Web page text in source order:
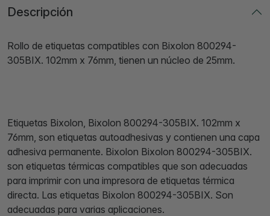
Descripción
Rollo de etiquetas compatibles con Bixolon 800294-
305BIX. 102mm x 76mm, tienen un núcleo de 25mm.
Etiquetas Bixolon, Bixolon 800294-305BIX. 102mm x
76mm, son etiquetas autoadhesivas y contienen una capa
adhesiva permanente. Bixolon Bixolon 800294-305BIX.
son etiquetas térmicas compatibles que son adecuadas
para imprimir con una impresora de etiquetas térmica
directa. Las etiquetas Bixolon 800294-305BIX. Son
adecuadas para varias aplicaciones.